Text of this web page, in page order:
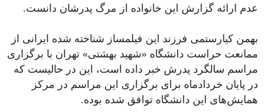
عدم ارائه گزارش این خانواده از مرگ پدرشان دانست.
بهمن کیارستمی فرزند این فیلمساز شناخته شده ایرانی از
ممانعت حراست دانشگاه «شهید بهشتی» تهران با برگزاری
مراسم سالگرد پدرش خبر داده است، این در حالیست که
در پایان خردادماه برای برگزاری این مراسم در مرکز
همایش‌های این دانشگاه توافق شده بوده.